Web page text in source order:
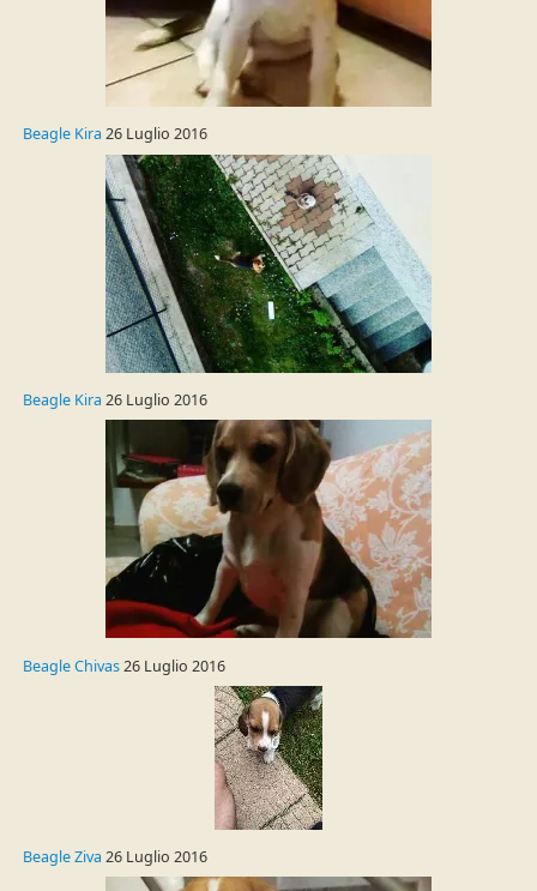
Beagle Kira 26 Luglio 2016
Beagle Kira 26 Luglio 2016
Beagle Chivas26 Luglio 2016
Beagle Ziva 26 Luglio 2016